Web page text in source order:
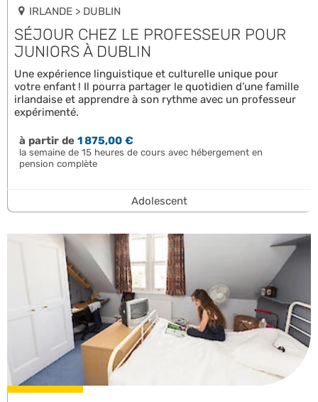
IRLANDE > DUBLIN
SÉJOUR CHEZ LE PROFESSEUR POUR
JUNIORS À DUBLIN
Une expérience linguistique et culturelle unique pour
votre enfant ! Il pourra partager le quotidien d’une famille
irlandaise et apprendre à son rythme avec un professeur
expérimenté.
à partir de1 875,00 €
la semaine de 15 heures de cours avec hébergement en
pension complète
Adolescent